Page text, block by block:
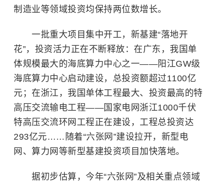
制造业等领域投资均保持两位数增长。
一批重大项目集中开工，新基建“落地开
花”，投资活力正在不断释放：在广东，我国单
体规模最大的海底算力中心之一——阳江GW级
海底算力中心启动建设，总投资额超过1100亿
元；在浙江，我国单体工程最大、投资最高的特
高压交流输电工程——国家电网浙江1000千伏
特高压交流环网工程正在建设，工程总投资达
293亿元……随着“六张网”建设拉开，新型电
网、算力网等新型基建投资项目加快落地。
据初步估算，今年“六张网”及相关重点领域